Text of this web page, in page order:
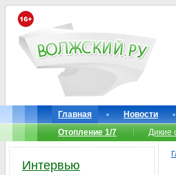
Главная Новости
Отопление 1/7
Дикие
Интервью